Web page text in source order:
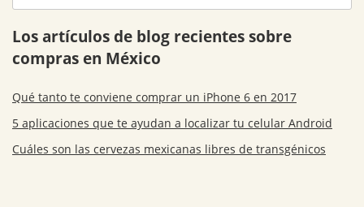
Los artículos de blog recientes sobre
compras en México
Qué tanto te conviene comprar un iPhone 6 en 2017
5 aplicaciones que te ayudan a localizar tu celular Android
Cuáles son las cervezas mexicanas libres de transgénicos